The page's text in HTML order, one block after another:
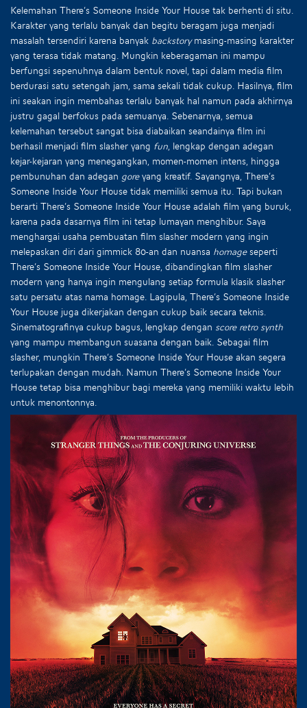
Kelemahan There’s Someone Inside Your House tak berhenti di situ.
Karakter yang terlalu banyak dan begitu beragam juga menjadi
masalah tersendiri karena banyak backstorymasing-masing karakter
yang terasa tidak matang. Mungkin keberagaman ini mampu
berfungsi sepenuhnya dalam bentuk novel, tapi dalam media film
berdurasi satu setengah jam, sama sekali tidak cukup. Hasilnya, film
ini seakan ingin membahas terlalu banyak hal namun pada akhirnya
justru gagal berfokus pada semuanya. Sebenarnya, semua
kelemahan tersebut sangat bisa diabaikan seandainya film ini
berhasil menjadi film slasher yang fun, lengkap dengan adegan
kejar-kejaran yang menegangkan, momen-momen intens, hingga
pembunuhan dan adegan goreyang kreatif. Sayangnya, There’s
Someone Inside Your House tidak memiliki semua itu. Tapi bukan
berarti There’s Someone Inside Your House adalah film yang buruk,
karena pada dasarnya film ini tetap lumayan menghibur. Saya
menghargai usaha pembuatan film slasher modern yang ingin
melepaskan diri dari gimmick 80-an dan nuansa homageseperti
There’s Someone Inside Your House, dibandingkan film slasher
modern yang hanya ingin mengulang setiap formula klasik slasher
satu persatu atas nama homage. Lagipula, There’s Someone Inside
Your House juga dikerjakan dengan cukup baik secara teknis.
Sinematografinya cukup bagus, lengkap dengan score retro synth
yang mampu membangun suasana dengan baik. Sebagai film
slasher, mungkin There’s Someone Inside Your House akan segera
terlupakan dengan mudah. Namun There’s Someone Inside Your
House tetap bisa menghibur bagi mereka yang memiliki waktu lebih
untuk menontonnya.